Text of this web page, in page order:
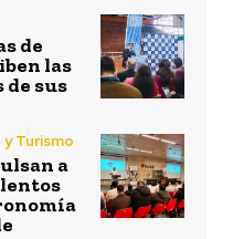
de
las
sus
Turismo
a